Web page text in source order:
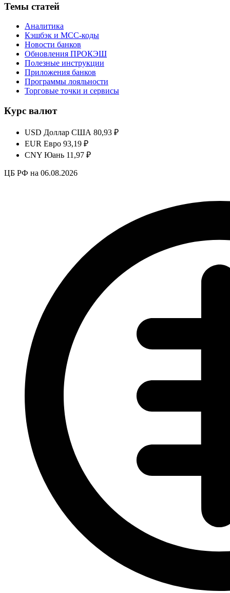
Темы статей
Аналитика
Кэшбэк и MCC-коды
Новости банков
Обновления ПРОКЭШ
Полезные инструкции
Приложения банков
Программы лояльности
Торговые точки и сервисы
Курс валют
USD Доллар США 80,93 ₽
EUR Евро 93,19 ₽
CNY Юань 11,97 ₽
ЦБ РФ на 06.08.2026